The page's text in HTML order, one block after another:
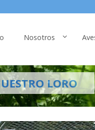
Nosotros
LORO